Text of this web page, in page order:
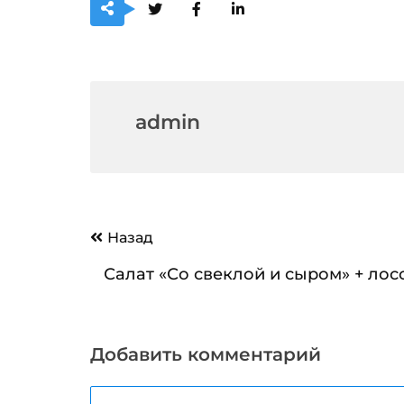
admin
Навигация
записям
Назад
Салат «Со свеклой и сыром» +
Добавить комментарий